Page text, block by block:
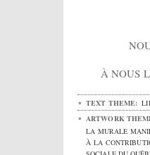
À NOUS
TEXT THEME:
ARTWORK
LA MURALE
À LA